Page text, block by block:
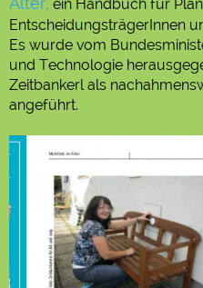
ein Handbuch für
EntscheidungsträgerInnen
Es wurde vom
und Technologie
Zeitbankerl als
angeführt.